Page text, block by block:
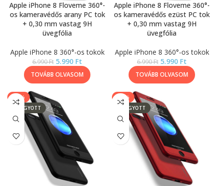
Apple iPhone 8 Floveme 360°-
os kameravédős arany PC tok
+ 0,30 mm vastag 9H
üvegfólia
Apple iPhone 8 360°-os tokok
6.990Ft 5.990 Ft
TOVÁBB OLVASOM
Apple iPhone 8 Floveme 360°-
os kameravédős ezüst PC tok
+ 0,30 mm vastag 9H
üvegfólia
Apple iPhone 8 360°-os tokok
6.990Ft 5.990 Ft
TOVÁBB OLVASOM
-14%
ELFOGYOTT
-14%
ELFOGYOTT